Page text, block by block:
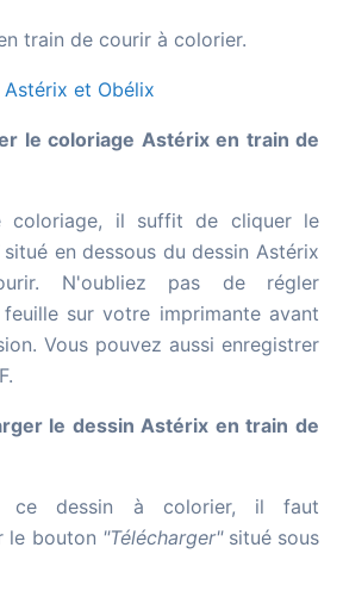
train de courir à colorier.
Astérix et Obélix
le coloriage Astérix en train de
coloriage, il suffit de cliquer le
en dessous du dessin Astérix
N'oubliez pas de régler
sur votre imprimante avant
Vous pouvez aussi enregistrer
le dessin Astérix en train de
ce dessin à colorier, il faut
le bouton "Télécharger"situé sous